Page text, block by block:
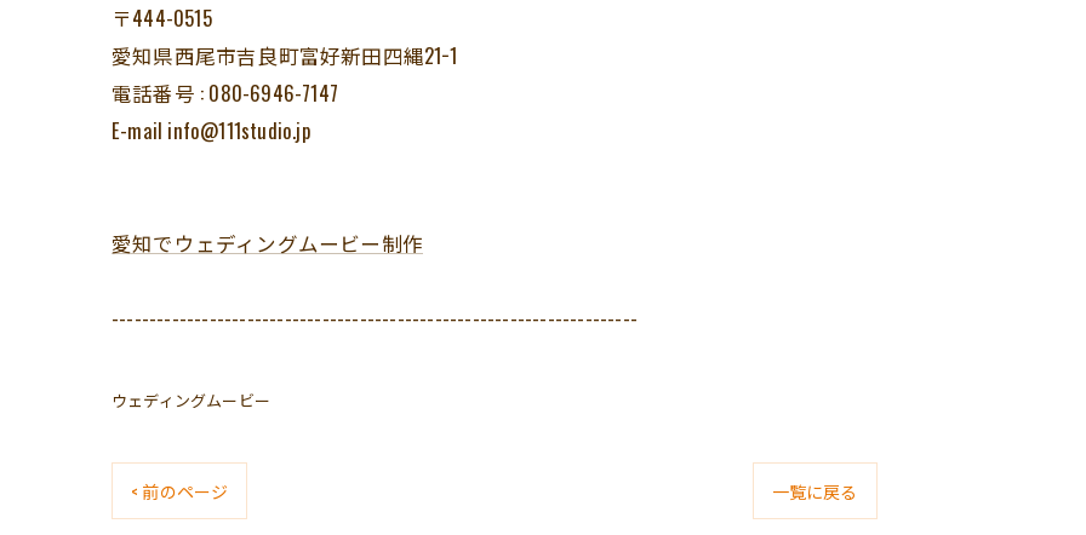
〒444-0515
愛知県西尾市吉良町富好新田四縄21−1
電話番号 : 080-6946-7147
E-mail info@111studio.jp
愛知でウェディングムービー制作
----------------------------------------------------------------------
ウェディングムービー
< 前のページ 一覧に戻る